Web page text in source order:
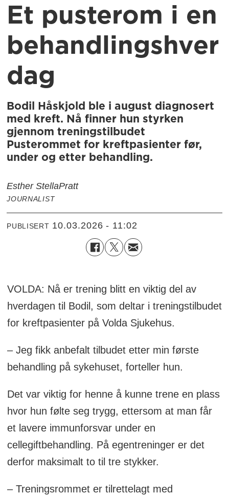
Et pusterom i en
behandlingshver
dag
Bodil Håskjold ble i august diagnosert
med kreft. Nå finner hun styrken
gjennom treningstilbudet
Pusterommet for kreftpasienter før,
under og etter behandling.
Esther StellaPratt
JOURNALIST
PUBLISERT 10.03.2026 - 11:02
VOLDA: Nå er trening blitt en viktig del av
hverdagen til Bodil, som deltar i treningstilbudet
for kreftpasienter på Volda Sjukehus.
– Jeg fikk anbefalt tilbudet etter min første
behandling på sykehuset, forteller hun.
Det var viktig for henne å kunne trene en plass
hvor hun følte seg trygg, ettersom at man får
et lavere immunforsvar under en
cellegiftbehandling. På egentreninger er det
derfor maksimalt to til tre stykker.
– Treningsrommet er tilrettelagt med